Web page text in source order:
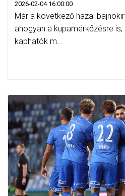
2026-02-04 16:00:00
Már a következő hazai
ahogyan a kupamérkőzésre
kaphatók m...